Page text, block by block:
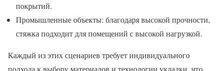
покрытий.
Промышленные объекты: благодаря высокой прочности,
стяжка подходит для помещений с высокой нагрузкой.
Каждый из этих сценариев требует индивидуального
подхода к выбору материалов и технологии укладки, что